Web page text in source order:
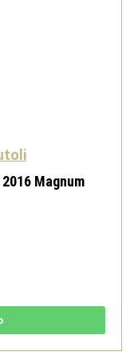
2016 Magnum